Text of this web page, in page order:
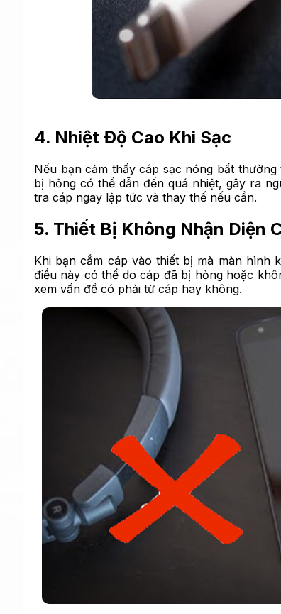
4. Nhiệt Độ Cao Khi Sạc
Nếu bạn cảm thấy cáp sạc nóng bất
bị hỏng có thể dẫn đến quá nhiệt, gây ra
tra cáp ngay lập tức và thay thế nếu cần.
5. Thiết Bị Không Nhận Diện
Khi bạn cắm cáp vào thiết bị mà màn hình
điều này có thể do cáp đã bị hỏng hoặc
xem vấn đề có phải từ cáp hay không.